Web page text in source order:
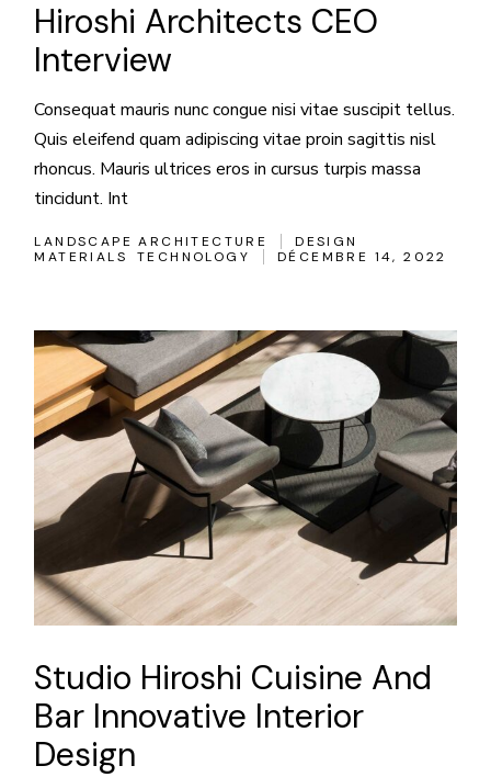
Hiroshi Architects CEO
Interview
Consequat mauris nunc congue nisi vitae suscipit tellus.
Quis eleifend quam adipiscing vitae proin sagittis nisl
rhoncus. Mauris ultrices eros in cursus turpis massa
tincidunt. Int
LANDSCAPE ARCHITECTURE
DESIGN
MATERIALS
TECHNOLOGY DÉCEMBRE 14, 2022
Studio Hiroshi Cuisine And
Bar Innovative Interior
Design